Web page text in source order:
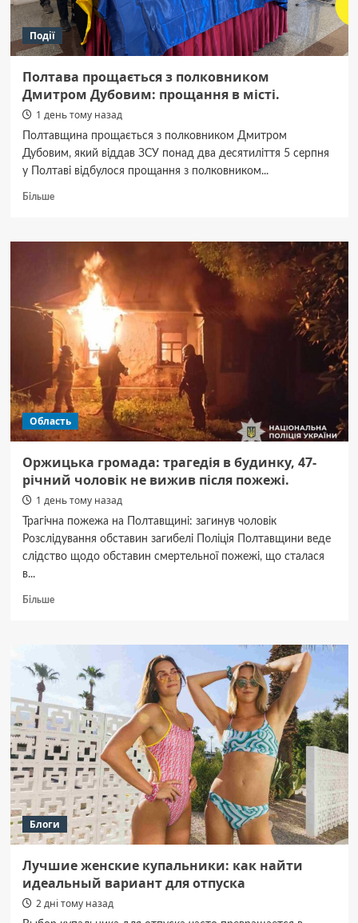
Події
Полтава прощається з полковником
Дмитром Дубовим: прощання в місті.
1 день тому назад
Полтавщина прощається з полковником Дмитром
Дубовим, який віддав ЗСУ понад два десятиліття 5 серпня
у Полтаві відбулося прощання з полковником...
БільшеДокладніше
прощається
полковником
Дмитром
Дубовим:
прощання
в
місті.
Область
Оржицька громада: трагедія в будинку, 47-
річний чоловік не вижив після пожежі.
1 день тому назад
Трагічна пожежа на Полтавщині: загинув чоловік
Розслідування обставин загибелі Поліція Полтавщини веде
слідство щодо обставин смертельної пожежі, що сталася
в...
БільшеДокладніше
громада:
в
будинку,
47-
річний
чоловік
не
вижив
після
пожежі.
Блоги
Лучшие женские купальники: как найти
идеальный вариант для отпуска
2 дні тому назад